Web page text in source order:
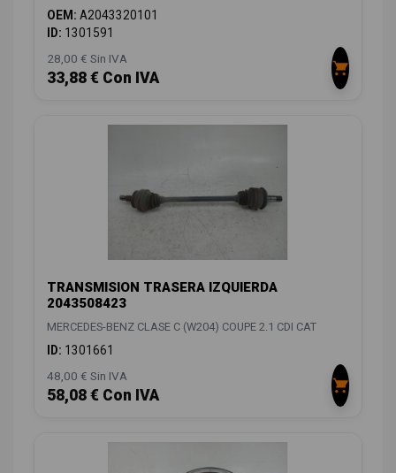
OEM: A2043320101
ID: 1301591
28,00 € Sin IVA
33,88 € Con IVA
TRANSMISION TRASERA IZQUIERDA
2043508423
MERCEDES-BENZ CLASE C (W204) COUPE 2.1 CDI CAT
ID: 1301661
48,00 € Sin IVA
58,08 € Con IVA